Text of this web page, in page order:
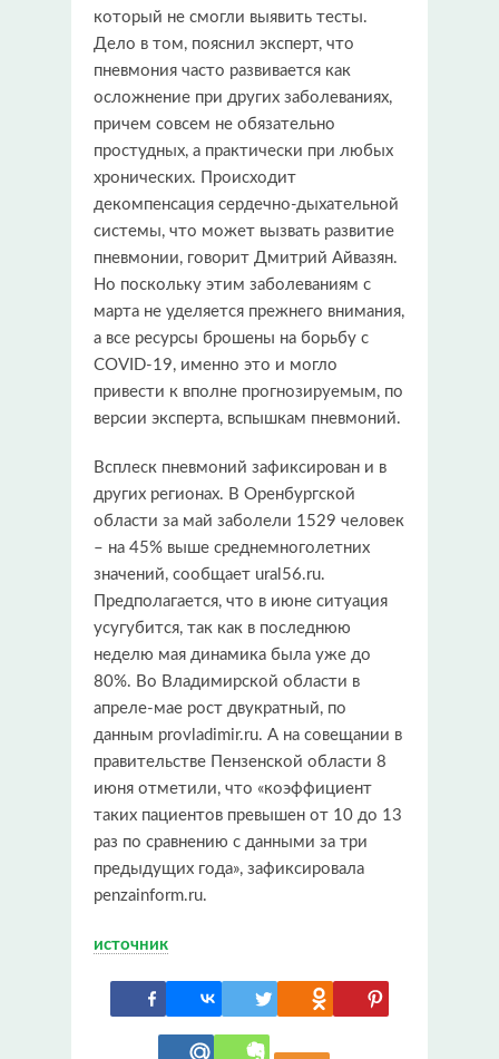
который не смогли выявить тесты.
Дело в том, пояснил эксперт, что
пневмония часто развивается как
осложнение при других заболеваниях,
причем совсем не обязательно
простудных, а практически при любых
хронических. Происходит
декомпенсация сердечно-дыхательной
системы, что может вызвать развитие
пневмонии, говорит Дмитрий Айвазян.
Но поскольку этим заболеваниям с
марта не уделяется прежнего внимания,
а все ресурсы брошены на борьбу с
COVID-19, именно это и могло
привести к вполне прогнозируемым, по
версии эксперта, вспышкам пневмоний.
Всплеск пневмоний зафиксирован и в
других регионах. В Оренбургской
области за май заболели 1529 человек
– на 45% выше среднемноголетних
значений, сообщает ural56.ru.
Предполагается, что в июне ситуация
усугубится, так как в последнюю
неделю мая динамика была уже до
80%. Во Владимирской области в
апреле-мае рост двукратный, по
данным provladimir.ru. А на совещании в
правительстве Пензенской области 8
июня отметили, что «коэффициент
таких пациентов превышен от 10 до 13
раз по сравнению с данными за три
предыдущих года», зафиксировала
penzainform.ru.
источник